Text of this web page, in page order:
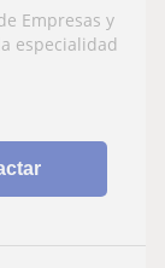
Empresas y
especialidad